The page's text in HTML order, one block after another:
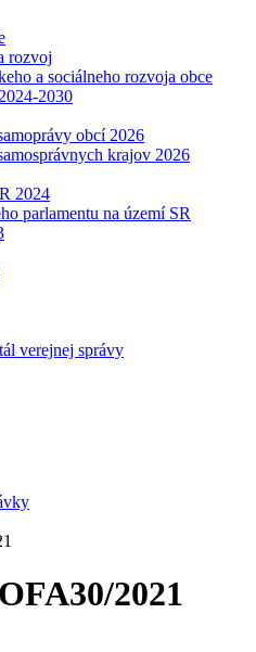
rozvoj
a sociálneho rozvoja obce
2030
obcí 2026
krajov 2026
2024
parlamentu na území SR
verejnej správy
2021